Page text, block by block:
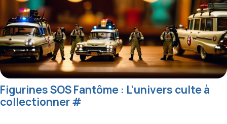
Figurines SOS Fantôme : L’univers culte à
collectionner#